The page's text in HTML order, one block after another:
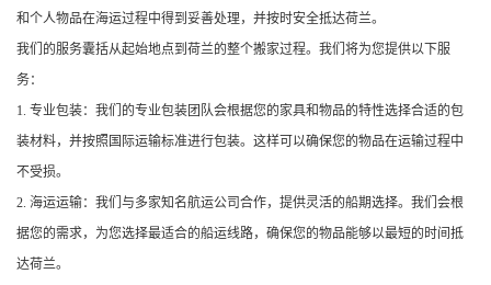
和个人物品在海运过程中得到妥善处理，并按时安全抵达荷兰。
我们的服务囊括从起始地点到荷兰的整个搬家过程。我们将为您提供以下服
务：
1. 专业包装：我们的专业包装团队会根据您的家具和物品的特性选择合适的包
装材料，并按照国际运输标准进行包装。这样可以确保您的物品在运输过程中
不受损。
2. 海运运输：我们与多家知名航运公司合作，提供灵活的船期选择。我们会根
据您的需求，为您选择最适合的船运线路，确保您的物品能够以最短的时间抵
达荷兰。